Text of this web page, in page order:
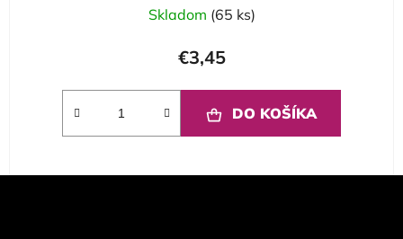
Skladom (65 ks)
€3,45
DO KOŠÍKA